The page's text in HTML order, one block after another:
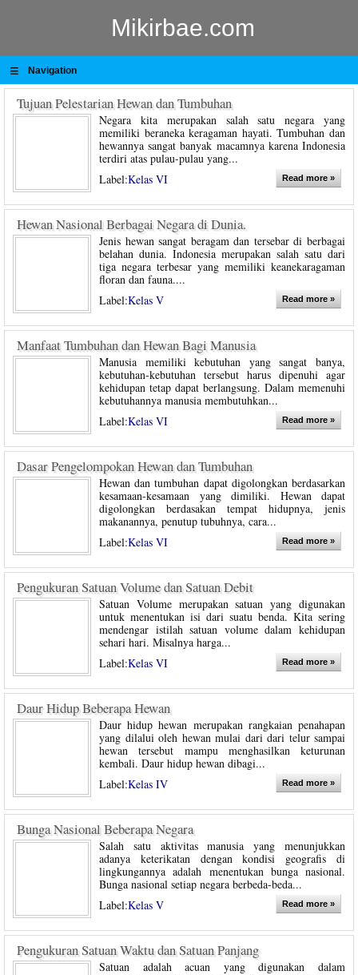
Mikirbae.com
≡ Navigation
Tujuan Pelestarian Hewan dan Tumbuhan
Negara kita merupakan salah satu negara yang
memiliki beraneka keragaman hayati. Tumbuhan dan
hewannya sangat banyak macamnya karena Indonesia
terdiri atas pulau-pulau yang...
Label:Kelas VI Read more »
Hewan Nasional Berbagai Negara di Dunia.
Jenis hewan sangat beragam dan tersebar di berbagai
belahan dunia. Indonesia merupakan salah satu dari
tiga negara terbesar yang memiliki keanekaragaman
floran dan fauna....
Label:Kelas V Read more »
Manfaat Tumbuhan dan Hewan Bagi Manusia
Manusia memiliki kebutuhan yang sangat banya,
kebutuhan-kebutuhan tersebut harus dipenuhi agar
kehidupan tetap dapat berlangsung. Dalam memenuhi
kebutuhannya manusia membutuhkan...
Label:Kelas VI Read more »
Dasar Pengelompokan Hewan dan Tumbuhan
Hewan dan tumbuhan dapat digolongkan berdasarkan
kesamaan-kesamaan yang dimiliki. Hewan dapat
digolongkan berdasakan tempat hidupnya, jenis
makanannya, penutup tubuhnya, cara...
Label:Kelas VI Read more »
Pengukuran Satuan Volume dan Satuan Debit
Satuan Volume merupakan satuan yang digunakan
untuk menentukan isi dari suatu benda. Kita sering
mendengar istilah satuan volume dalam kehidupan
sehari hari. Misalnya harga...
Label:Kelas VI Read more »
Daur Hidup Beberapa Hewan
Daur hidup hewan merupakan rangkaian penahapan
yang dilalui oleh hewan mulai dari dari telur sampai
hewan tersebut mampu menghasilkan keturunan
kembali. Daur hidup hewan dibagi...
Label:Kelas IV Read more »
Bunga Nasional Beberapa Negara
Salah satu aktivitas manusia yang menunjukkan
adanya keterikatan dengan kondisi geografis di
lingkungannya adalah menentukan bunga nasional.
Bunga nasional setiap negara berbeda-beda...
Label:Kelas V Read more »
Pengukuran Satuan Waktu dan Satuan Panjang
Satuan adalah acuan yang digunakan dalam